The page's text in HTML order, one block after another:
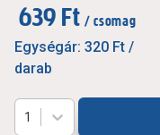
639 Ft / csomag
Egységár: 320 Ft /
darab
1